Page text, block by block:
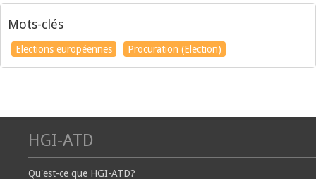
Mots-clés
Elections européennes Procuration (Election)
HGI-ATD
Qu'est-ce que HGI-ATD?